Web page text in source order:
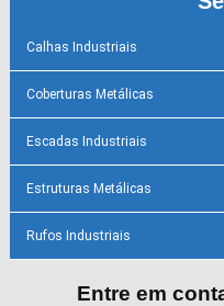
Calhas Industriais
Coberturas Metálicas
Escadas Industriais
Estruturas Metálicas
Rufos Industriais
Entre em